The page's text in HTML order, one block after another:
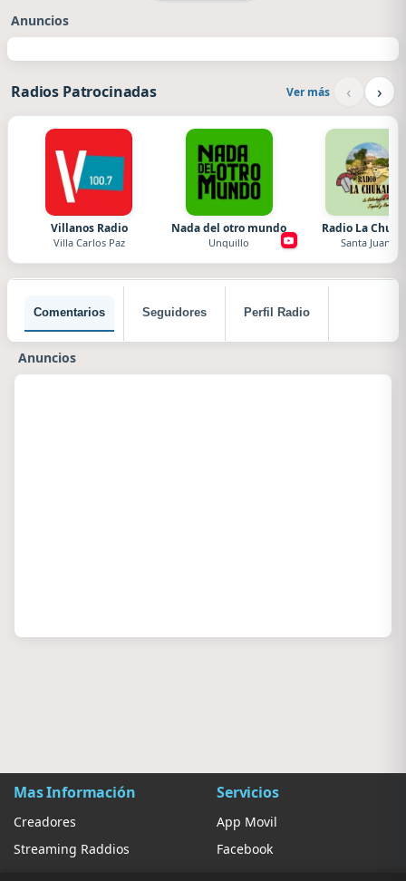
Anuncios
Radios Patrocinadas Ver más ‹ ›
Villanos Radio
Villa Carlos Paz
Nada del otro mundo
Unquillo
Radio La
Santa Juana
Comentarios Seguidores Perfil Radio
Anuncios
Mas Información
Creadores
Streaming Raddios
Servicios
App Movil
Facebook